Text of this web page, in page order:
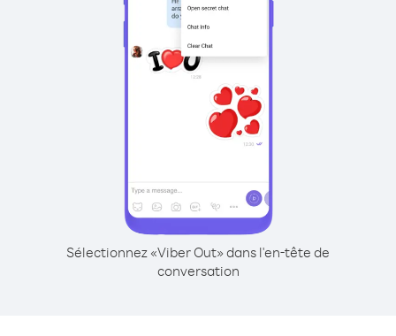
Sélectionnez «Viber Out» dans l'en-tête de
conversation